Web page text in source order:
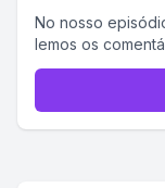
No nosso
lemos os